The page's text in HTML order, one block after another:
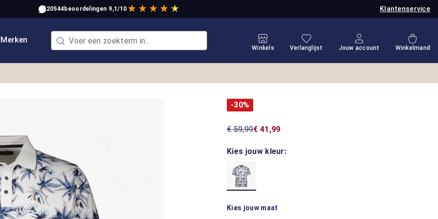
Klantenservice
20544beoordelingen 9,1/10
Merken
Winkels
Je hebt 0 items op je verlanglijstje
Verlanglijst Jouw account Winkelmand
-30%
€ 59,99€ 41,99
Kies jouw kleur:
Kies jouw maat